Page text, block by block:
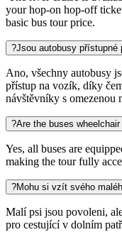
your hop-on hop-off
basic bus tour price.
?Jsou autobusy přístupné
Ano, všechny autobusy
přístup na vozík, díky
návštěvníky s omezenou
?Are the buses
Yes, all buses are
making the tour fully
?Mohu si vzít svého
Malí psi jsou povoleni,
pro cestující v dolním